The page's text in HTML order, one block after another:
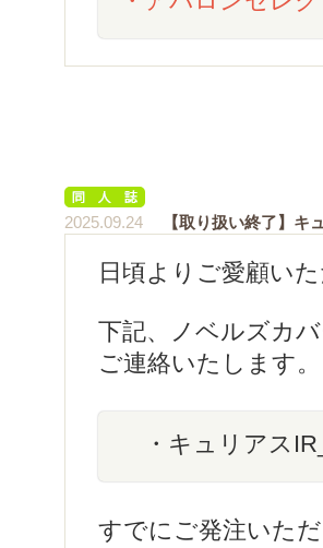
2025.09.24 【取り扱い終了】キ
日頃よりご愛顧い
下記、ノベルズカ
ご連絡いたします。
・キュリアス
すでにご発注いた